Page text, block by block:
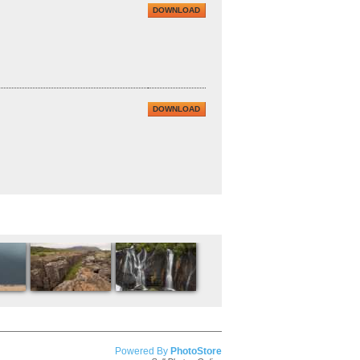
DOWNLOAD
DOWNLOAD
Powered By PhotoStore